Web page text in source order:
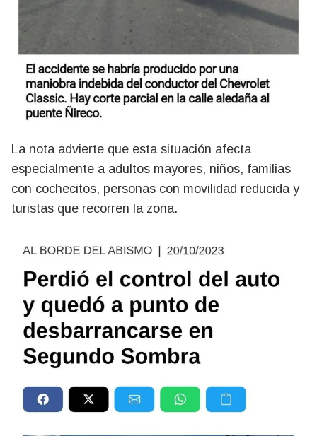
La nota advierte que esta situación afecta
especialmente a adultos mayores, niños, familias
con cochecitos, personas con movilidad reducida y
turistas que recorren la zona.